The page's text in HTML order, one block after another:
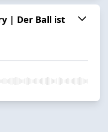
| Der Ball ist